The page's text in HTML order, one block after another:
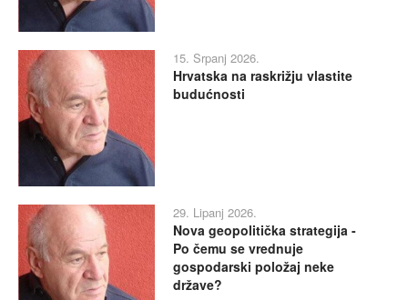
15. Srpanj 2026.
Hrvatska na raskrižju vlastite
budućnosti
29. Lipanj 2026.
Nova geopolitička strategija -
Po čemu se vrednuje
gospodarski položaj neke
države?